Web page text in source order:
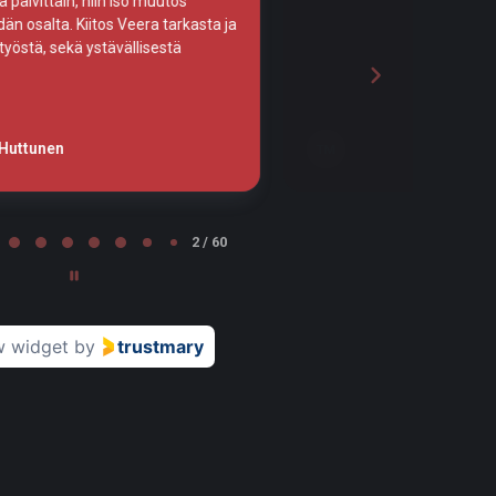
2 / 60
widget by trustmary